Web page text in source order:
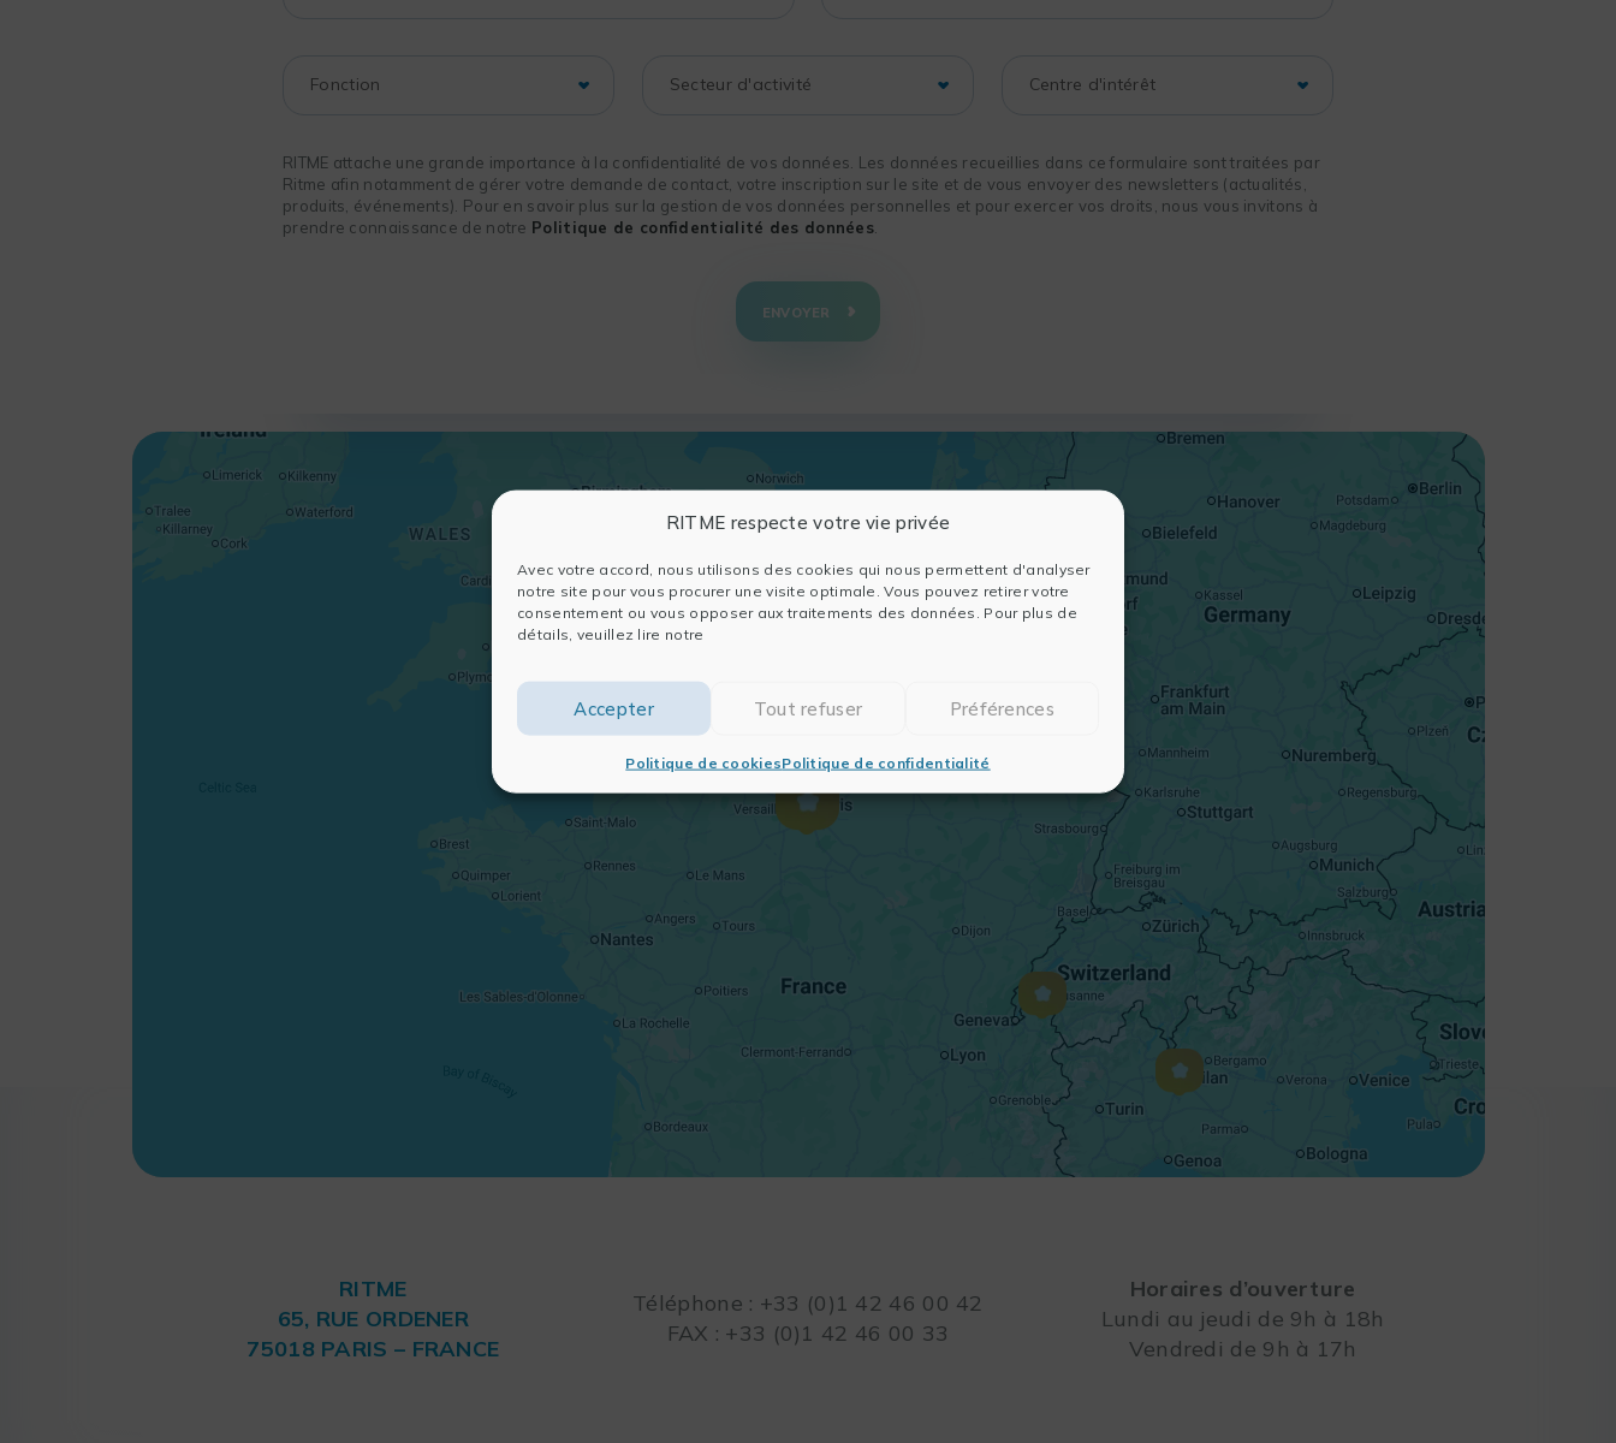
RITME respecte votre vie privée
Avec votre accord, nous utilisons des cookies qui nous permettent d'analyser
notre site pour vous procurer une visite optimale. Vous pouvez retirer votre
consentement ou vous opposer aux traitements des données. Pour plus de
détails, veuillez lire notre
Accepter Tout refuser Préférences
Politique de cookiesPolitique de confidentialité
RITME attache une grande importance à la confidentialité de vos données. Les données recueillies dans ce formulaire sont traitées par
Ritme afin notamment de gérer votre demande de contact, votre inscription sur le site et de vous envoyer des newsletters (actualités,
produits, événements). Pour en savoir plus sur la gestion de vos données personnelles et pour exercer vos droits, nous vous invitons à
prendre connaissance de notre Politique de confidentialité des données
ENVOYER
RITME
65, RUE ORDENER
75018 PARIS – FRANCE
Téléphone : +33 (0)1 42 46 00 42
FAX : +33 (0)1 42 46 00 33
Horaires d’ouverture
Lundi au jeudi de 9h à 18h
Vendredi de 9h à 17h